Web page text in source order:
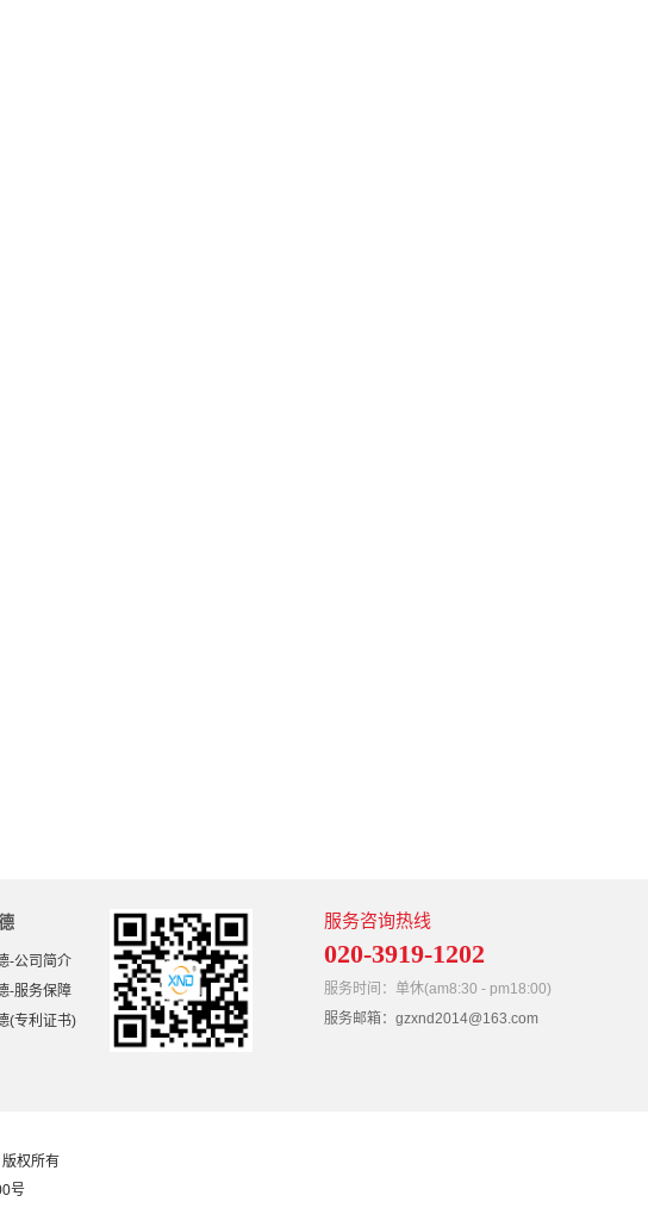
-公司简介
-服务保障
(专利证书)
服务咨询热线
020-3919-1202
服务时间：单休(am8:30 - pm18:00)
服务邮箱：gzxnd2014@163.com
权所有
号